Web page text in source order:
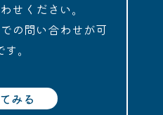
せください。
の問い合わせが可
。
みる